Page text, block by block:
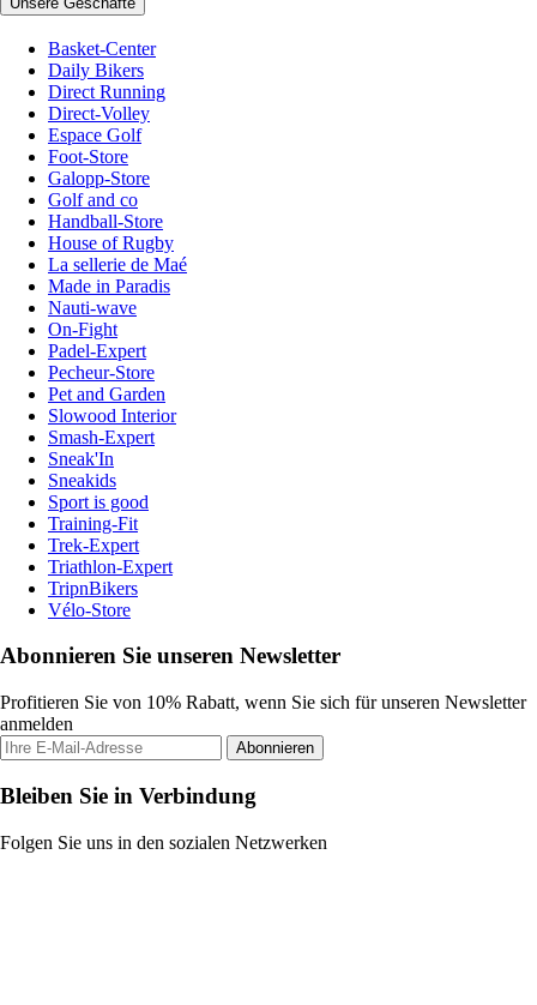
Basket-Center
Daily Bikers
Direct Running
Direct-Volley
Espace Golf
Foot-Store
Galopp-Store
Golf and co
Handball-Store
House of Rugby
La sellerie de Maé
Made in Paradis
Nauti-wave
On-Fight
Padel-Expert
Pecheur-Store
Pet and Garden
Slowood Interior
Smash-Expert
Sneak'In
Sneakids
Sport is good
Training-Fit
Trek-Expert
Triathlon-Expert
TripnBikers
Vélo-Store
Abonnieren Sie unseren Newsletter
Profitieren Sie von 10% Rabatt, wenn Sie sich für unseren Newsletter
anmelden
Abonnieren
Bleiben Sie in Verbindung
Folgen Sie uns in den sozialen Netzwerken